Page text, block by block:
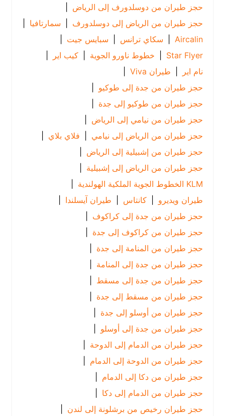
حجز طيران من دوسلدورف إلى الرياض
|
حجز طيران من الرياض إلى دوسلدورف | سمارتافيا
|
Aircalin
| سكاي ترانس | سبايس جيت
|
Star Flyer
| خطوط ناورو الجوية | كيب اير |
| طيران Viva
|
حجز طيران من جدة إلى طوكيو |
حجز طيران من طوكيو إلى جدة
حجز طيران من نيامي إلى الرياض
|
حجز طيران من الرياض إلى نيامي | فلاي بلاي
حجز طيران من إشبيلية إلى الرياض
|
حجز طيران من الرياض إلى إشبيلية |
|
طيران ويديرو
| كانتاس | طيران آيسلندا |
حجز طيران من جدة إلى كراكوف |
حجز طيران من كراكوف إلى جدة
حجز طيران من المنامة إلى جدة
حجز طيران من جدة إلى المنامة |
حجز طيران من جدة إلى مسقط |
حجز طيران من مسقط إلى جدة
حجز طيران من أوسلو إلى جدة
حجز طيران من جدة إلى أوسلو
|
حجز طيران من الدمام إلى الدوحة |
حجز طيران من الدوحة إلى الدمام
|
حجز طيران من دكا إلى الدمام
|
حجز طيران من الدمام إلى دكا |
حجز طيران رخيص من برشلونة إلى لندن
|